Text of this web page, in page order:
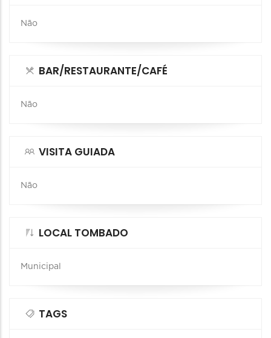
Não
BAR/RESTAURANTE/CAFÉ
Não
VISITA GUIADA
Não
LOCAL TOMBADO
Municipal
TAGS